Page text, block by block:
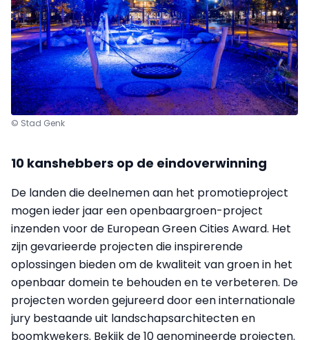
© Stad Genk
10 kanshebbers op de eindoverwinning
De landen die deelnemen aan het promotieproject
mogen ieder jaar een openbaargroen-project
inzenden voor de European Green Cities Award. Het
zijn gevarieerde projecten die inspirerende
oplossingen bieden om de kwaliteit van groen in het
openbaar domein te behouden en te verbeteren. De
projecten worden gejureerd door een internationale
jury bestaande uit landschapsarchitecten en
boomkwekers. Bekijk de 10 genomineerde projecten.